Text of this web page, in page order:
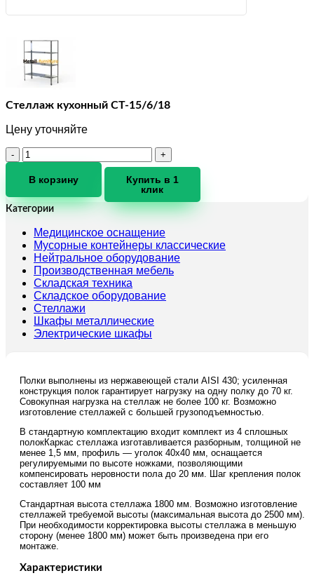
Стеллаж кухонный СТ-15/6/18
Цену уточняйте
Количество
товара
Стеллаж
СТ-15/6/18
В корзину
Купить в 1
клик
Категории
Медицинское оснащение
Мусорные контейнеры классические
Нейтральное оборудование
Производственная мебель
Складская техника
Складское оборудование
Стеллажи
Шкафы металлические
Электрические шкафы
Полки выполнены из нержавеющей стали AISI 430; усиленная
конструкция полок гарантирует нагрузку на одну полку до 70 кг.
Совокупная нагрузка на стеллаж не более 100 кг. Возможно
изготовление стеллажей с большей грузоподъемностью.
В стандартную комплектацию входит комплект из 4 сплошных
полокКаркас стеллажа изготавливается разборным, толщиной не
менее 1,5 мм, профиль — уголок 40х40 мм, оснащается
регулируемыми по высоте ножками, позволяющими
компенсировать неровности пола до 20 мм. Шаг крепления полок
составляет 100 мм
Стандартная высота стеллажа 1800 мм. Возможно изготовление
стеллажей требуемой высоты (максимальная высота до 2500 мм).
При необходимости корректировка высоты стеллажа в меньшую
сторону (менее 1800 мм) может быть произведена при его
монтаже.
Характеристики